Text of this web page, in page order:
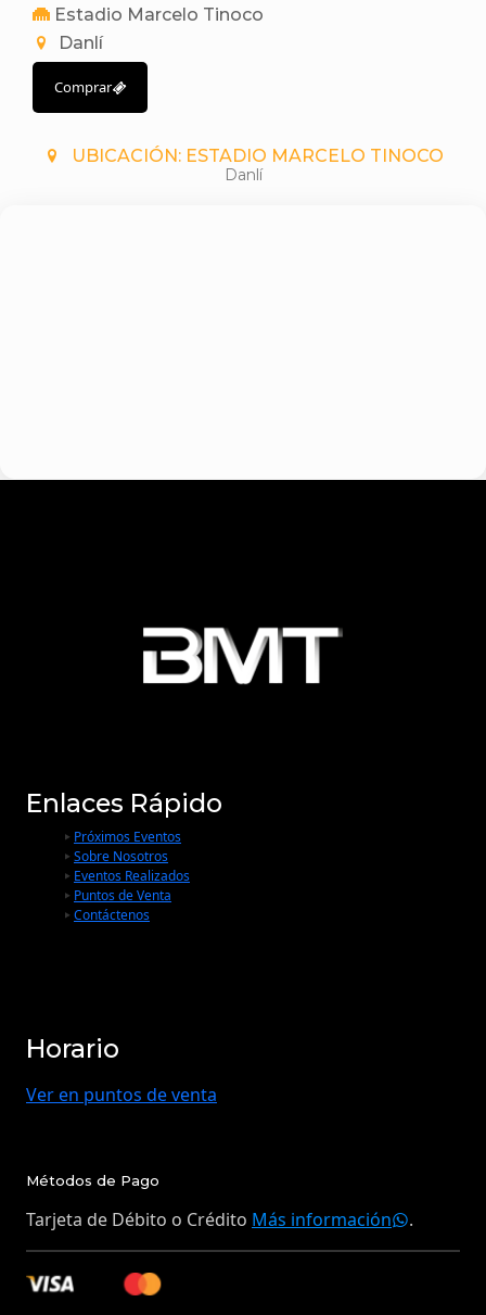
Estadio Marcelo Tinoco
Danlí
Comprar
UBICACIÓN: ESTADIO MARCELO TINOCO
Danlí
Enlaces Rápido
Próximos Eventos
Sobre Nosotros
Eventos Realizados
Puntos de Venta
Contáctenos
Horario
Ver en puntos de venta
Métodos de Pago
Tarjeta de Débito o Crédito Más información .